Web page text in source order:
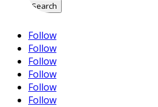
Follow
Follow
Follow
Follow
Follow
Follow